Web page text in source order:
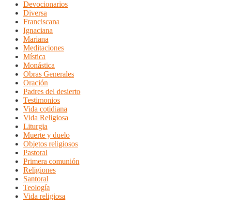
Devocionarios
Diversa
Franciscana
Ignaciana
Mariana
Meditaciones
Mística
Monástica
Obras Generales
Oración
Padres del desierto
Testimonios
Vida cotidiana
Vida Religiosa
Liturgia
Muerte y duelo
Objetos religiosos
Pastoral
Primera comunión
Religiones
Santoral
Teología
Vida religiosa